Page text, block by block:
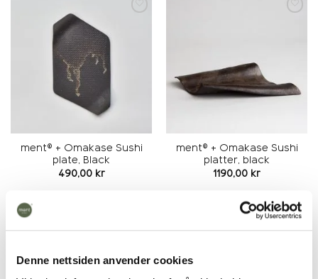
Denne nettsiden anvender cookies
ment® + Omakase Sushi
plate, Black
490,00 kr
ment® + Omakase Sushi
platter, black
1190,00 kr
Add to
Add to